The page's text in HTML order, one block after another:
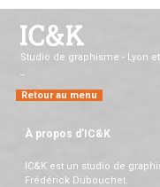
Studio de graphisme - Lyon
Retour au menu
À propos d'IC&K
IC&K est un studio de
Frédérick Dubouchet.